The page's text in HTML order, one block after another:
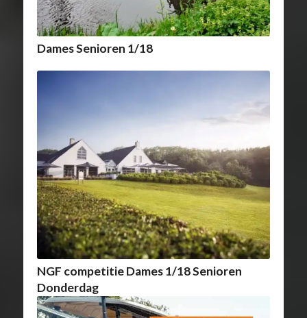
Dames Senioren 1/18
NGF competitie Dames 1/18 Senioren
Donderdag